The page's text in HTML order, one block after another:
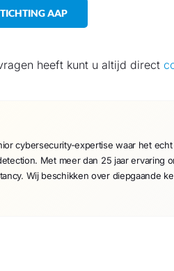
AAP
heeft kunt u altijd direct
cybersecurity-expertise waar het
Met meer dan 25 jaar ervaring
Wij beschikken over diepgaande